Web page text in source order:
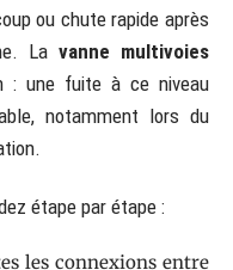
ou chute rapide après
Lavanne multivoies
: une fuite à ce niveau
notamment lors du
étape par étape :
les connexions entre